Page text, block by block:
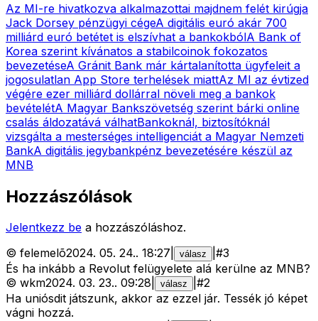
Az MI-re hivatkozva alkalmazottai majdnem felét kirúgja
Jack Dorsey pénzügyi cégeA digitális euró akár 700
milliárd euró betétet is elszívhat a bankokbólA Bank of
Korea szerint kívánatos a stabilcoinok fokozatos
bevezetéseA Gránit Bank már kártalanította ügyfeleit a
jogosulatlan App Store terhelések miattAz MI az évtized
végére ezer milliárd dollárral növeli meg a bankok
bevételétA Magyar Bankszövetség szerint bárki online
csalás áldozatává válhatBankoknál, biztosítóknál
vizsgálta a mesterséges intelligenciát a Magyar Nemzeti
BankA digitális jegybankpénz bevezetésére készül az
MNB
Hozzászólások
Jelentkezz be a hozzászóláshoz.
© felemelõ2024. 05. 24.. 18:27 válasz #3
És ha inkább a Revolut felügyelete alá kerülne az MNB?
© wkm2024. 03. 23.. 09:28 válasz #2
Ha uniósdit játszunk, akkor az ezzel jár. Tessék jó képet
vágni hozzá.